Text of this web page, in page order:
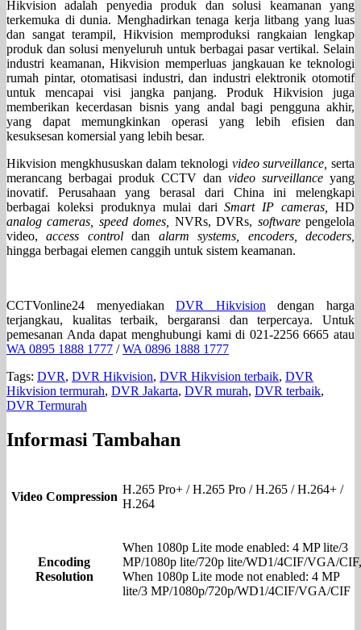
Hikvision adalah penyedia produk dan solusi keamanan yang
terkemuka di dunia. Menghadirkan tenaga kerja litbang yang luas
dan sangat terampil, Hikvision memproduksi rangkaian lengkap
produk dan solusi menyeluruh untuk berbagai pasar vertikal. Selain
industri keamanan, Hikvision memperluas jangkauan ke teknologi
rumah pintar, otomatisasi industri, dan industri elektronik otomotif
untuk mencapai visi jangka panjang. Produk Hikvision juga
memberikan kecerdasan bisnis yang andal bagi pengguna akhir,
yang dapat memungkinkan operasi yang lebih efisien dan
kesuksesan komersial yang lebih besar.
Hikvision mengkhususkan dalam teknologi video surveillance, serta
merancang berbagai produk CCTV dan video surveillance yang
inovatif. Perusahaan yang berasal dari China ini melengkapi
berbagai koleksi produknya mulai dariSmart IP cameras, HD
analog cameras, speed domes, NVRs, DVRs, softwarepengelola
video,access controldan alarm systems, encoders, decoders,
hingga berbagai elemen canggih untuk sistem keamanan.
CCTVonline24 menyediakanDVR Hikvisiondengan harga
terjangkau, kualitas terbaik, bergaransi dan terpercaya. Untuk
pemesanan Anda dapat menghubungi kami di 021-2256 6665 atau
WA 0895 1888 1777 /WA 0896 1888 1777
Tags: DVR, DVR Hikvision, DVR Hikvision terbaik, DVR
Hikvision termurah, DVR Jakarta, DVR murah, DVR terbaik,
DVR Termurah
Informasi Tambahan
Video Compression
H.265 Pro+ / H.265 Pro / H.265 / H.264+ /
H.264
Encoding
Resolution
When 1080p Lite mode enabled: 4 MP lite/3
MP/1080p lite/720p lite/WD1/4CIF/VGA/CIF,
When 1080p Lite mode not enabled: 4 MP
lite/3 MP/1080p/720p/WD1/4CIF/VGA/CIF